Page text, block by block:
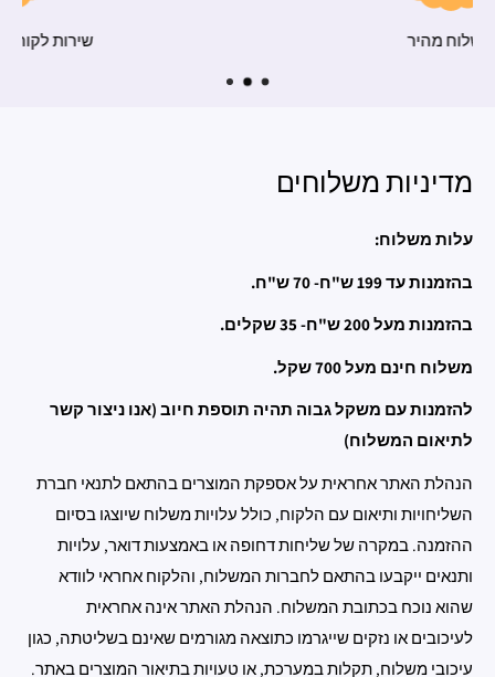
מדיניות משלוחים
עלות משלוח:
בהזמנות עד 199 ש"ח- 70 ש"ח.
בהזמנות מעל 200 ש"ח- 35 שקלים.
משלוח חינם מעל 700 שקל.
להזמנות עם משקל גבוה תהיה תוספת חיוב (אנו ניצור קשר
לתיאום המשלוח)
הנהלת האתר אחראית על אספקת המוצרים בהתאם לתנאי חברת
השליחויות ותיאום עם הלקוח, כולל עלויות משלוח שיוצגו בסיום
ההזמנה. במקרה של שליחות דחופה או באמצעות דואר, עלויות
ותנאים ייקבעו בהתאם לחברות המשלוח, והלקוח אחראי לוודא
שהוא נוכח בכתובת המשלוח. הנהלת האתר אינה אחראית
לעיכובים או נזקים שייגרמו כתוצאה מגורמים שאינם בשליטתה, כגון
עיכובי משלוח, תקלות במערכת, או טעויות בתיאור המוצרים באתר.